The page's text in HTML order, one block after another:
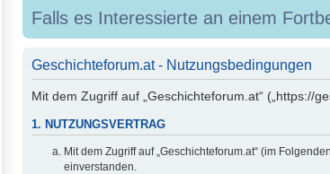
Falls es Interessierte an einem
Geschichteforum.at - Nutzungsbedingungen
Mit dem Zugriff auf „Geschichteforum.at“ („https://
1. NUTZUNGSVERTRAG
Mit dem Zugriff auf „Geschichteforum.at“ (im
einverstanden.